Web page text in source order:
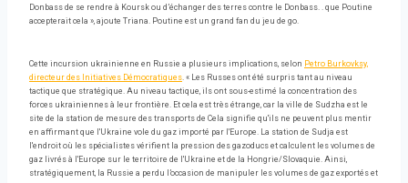
Donbass de se rendre à Koursk ou d’échanger des terres contre le Donbass. . que Poutine
accepterait cela », ajoute Triana. Poutine est un grand fan du jeu de go.
Cette incursion ukrainienne en Russie a plusieurs implications, selon Petro Burkovksy,
directeur des Initiatives Démocratiques. « Les Russes ont été surpris tant au niveau
tactique que stratégique. Au niveau tactique, ils ont sous-estimé la concentration des
forces ukrainiennes à leur frontière. Et cela est très étrange, car la ville de Sudzha est le
site de la station de mesure des transports de Cela signifie qu'ils ne peuvent plus mentir
en affirmant que l'Ukraine vole du gaz importé par l'Europe. La station de Sudja est
l'endroit où les spécialistes vérifient la pression des gazoducs et calculent les volumes de
gaz livrés à l'Europe sur le territoire de l'Ukraine et de la Hongrie/Slovaquie. Ainsi,
stratégiquement, la Russie a perdu l’occasion de manipuler les volumes de gaz exportés et